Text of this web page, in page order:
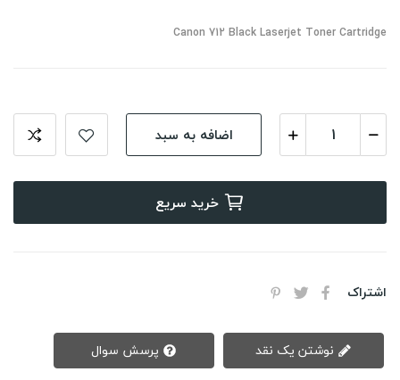
Canon 712 Black Laserjet Toner Cartridge
اضافه به سبد
خرید سریع
اشتراک